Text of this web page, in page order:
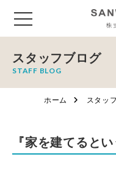
スタッフブログ
STAFF BLOG
ホーム スタッ
『家を建てるとい